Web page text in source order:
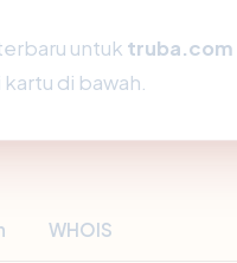
untuk truba.com
di bawah.
WHOIS